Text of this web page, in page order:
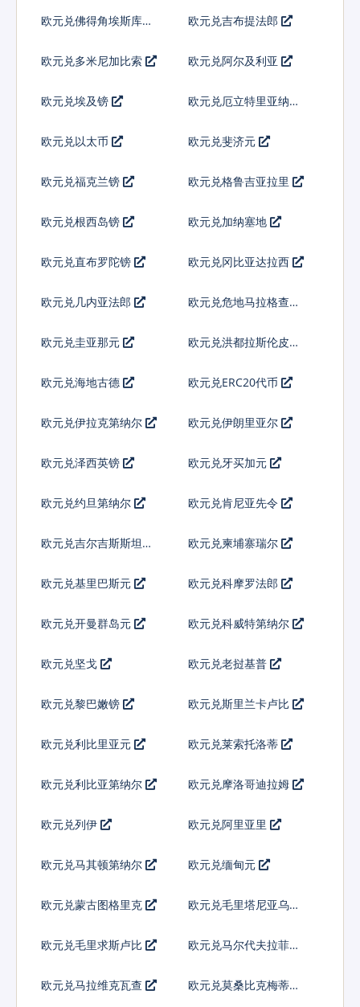
欧元兑佛得角埃斯库多 欧元兑吉布提法郎
欧元兑多米尼加比索 欧元兑阿尔及利亚
欧元兑埃及镑
欧元兑厄立特里亚纳克
欧元兑以太币 欧元兑斐济元
欧元兑福克兰镑 欧元兑格鲁吉亚拉里
欧元兑根西岛镑 欧元兑加纳塞地
欧元兑直布罗陀镑 欧元兑冈比亚达拉西
欧元兑几内亚法郎 欧元兑危地马拉格查尔
欧元兑圭亚那元 欧元兑洪都拉斯伦皮拉
欧元兑海地古德 欧元兑ERC20代币
欧元兑伊拉克第纳尔 欧元兑伊朗里亚尔
欧元兑泽西英镑 欧元兑牙买加元
欧元兑约旦第纳尔 欧元兑肯尼亚先令
欧元兑吉尔吉斯斯坦索
欧元兑柬埔寨瑞尔
欧元兑基里巴斯元 欧元兑科摩罗法郎
欧元兑开曼群岛元 欧元兑科威特第纳尔
欧元兑坚戈 欧元兑老挝基普
欧元兑黎巴嫩镑 欧元兑斯里兰卡卢比
欧元兑利比里亚元 欧元兑莱索托洛蒂
欧元兑利比亚第纳尔 欧元兑摩洛哥迪拉姆
欧元兑列伊 欧元兑阿里亚里
欧元兑马其顿第纳尔 欧元兑缅甸元
欧元兑蒙古图格里克
欧元兑毛里塔尼亚乌吉
欧元兑毛里求斯卢比 欧元兑马尔代夫拉菲亚
欧元兑马拉维克瓦查
欧元兑莫桑比克梅蒂卡